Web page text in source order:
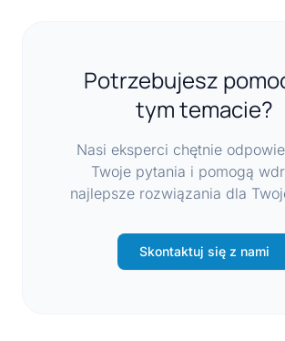
Potrzebujesz
tym temacie?
Nasi eksperci chętnie
Twoje pytania i pomogą
najlepsze rozwiązania dla
Skontaktuj się z nami